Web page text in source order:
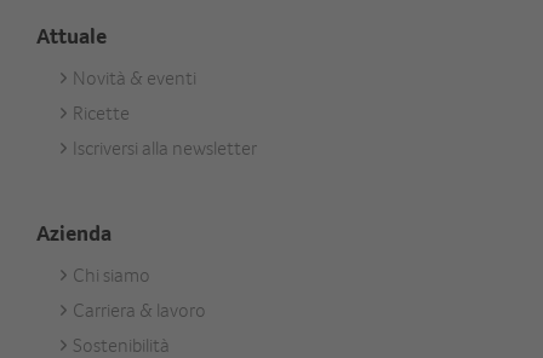
Attuale
Footer
Aktuell
Novità & eventi
Ricette
Iscriversi alla newsletter
Azienda
Footer
Unternehmen
Chi siamo
Carriera & lavoro
Sostenibilità